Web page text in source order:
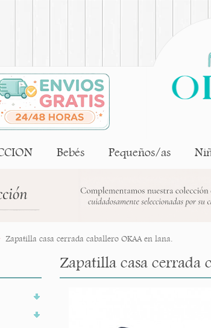
Bebés Pequeños/as
Zapatilla casa cerrada caballero OKAA en lana.
Zapatilla casa cerrada